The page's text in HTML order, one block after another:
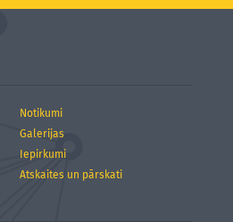
Notikumi
Galerijas
Iepirkumi
Atskaites un pārskati